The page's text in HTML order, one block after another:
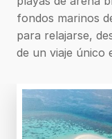
locales también
autorizadas,
está permitido
fondos marinos
para relajarse,
de un viaje único